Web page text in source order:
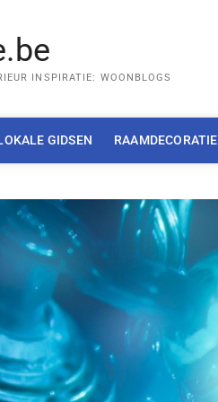
INSPIRATIE: WOONBLOGS
GIDSEN RAAMDECORATIE